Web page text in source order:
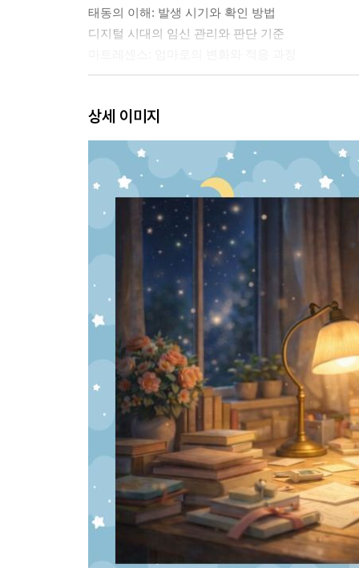
태동의 이해: 발생 시기와 확인 방법
디지털 시대의 임신 관리와 판단 기준
영양과 식단: 태아 환경을 형성하는 관리 기준
안전한 운동과 생활습관: 기능적 움직임 유지
약, 영양제, 예방접종: 임신 중 노출과 면역 이해
임신 중 생활 관리: 상황별 판단 기준
직장 생활 속 임신: 태아 안녕을 위한 관리 기준
정서 관리와 스트레스: 태내 환경의 균형
임신 중 체중 변화: 정상과 위험의 기준
환경 노출 관리: 환경호르몬, 미세먼지, 생활 화학
Vol.3 - 임신 중 건강 문제 관리
임신 합병증: 예방과 관리의 판단 기준
임신 중 대사성 변화의 판단 기준
임신 중 검사 결과 해석: 수치와 증상 연결
검사 결과지 해석표: 핵심 수치와 확인 신호
고위험 임신 사례와 대처 기준
웨어러블, 홈케어 데이터 활용 기준
Vol.4 - 출산 준비
분만 단계와 회복의 흐름
분만 방식 비교와 선택 기준
분만실 절차와 회복기 흐름
상세 이미지